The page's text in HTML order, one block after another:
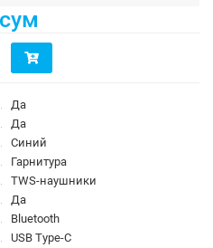
Да
Да
Синий
Гарнитура
TWS-наушники
Да
Bluetooth
USB Type-C